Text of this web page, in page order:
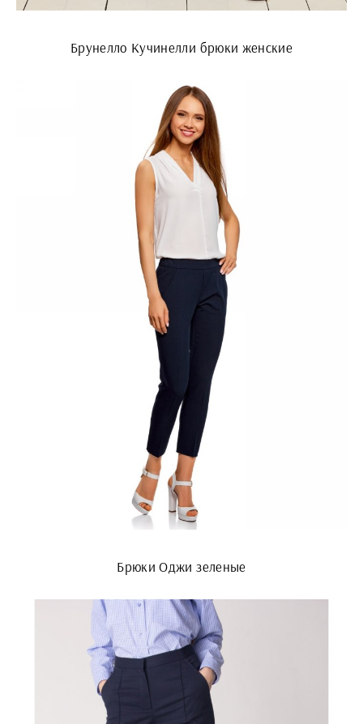
Брунелло Кучинелли брюки женские
Брюки Оджи зеленые